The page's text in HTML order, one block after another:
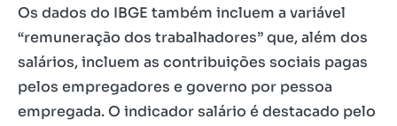
Os dados do IBGE também incluem a variável
“remuneração dos trabalhadores” que, além dos
salários, incluem as contribuições sociais pagas
pelos empregadores e governo por pessoa
empregada. O indicador salário é destacado pelo